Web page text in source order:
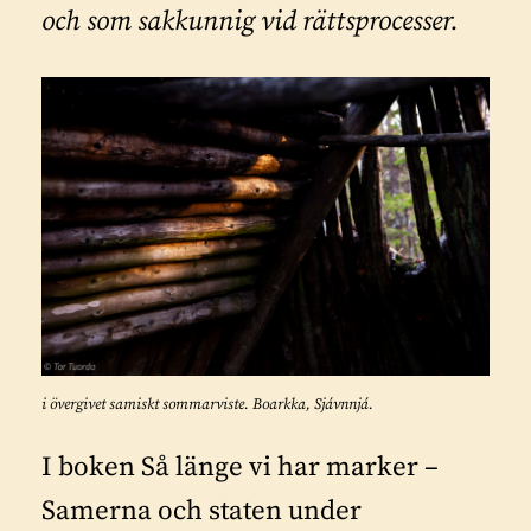
och som sakkunnig vid rättsprocesser.
i övergivet samiskt sommarviste. Boarkka, Sjávnnjá.
I boken Så länge vi har marker –
Samerna och staten under